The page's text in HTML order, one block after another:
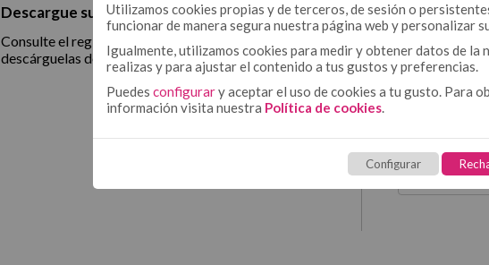
Descargue sus facturas
Consulte el registro de todas sus facturas y
descárguelas desde la web.
Utilizamos cookies propias y de terceros, de sesión o
funcionar de manera segura nuestra página web y personalizar
Igualmente, utilizamos cookies para medir y obtener datos de la
realizas y para ajustar el contenido a tus gustos y preferencias.
Puedes configurary aceptar el uso de cookies a tu gusto. Para
información visita nuestra Política de cookies.
Configurar